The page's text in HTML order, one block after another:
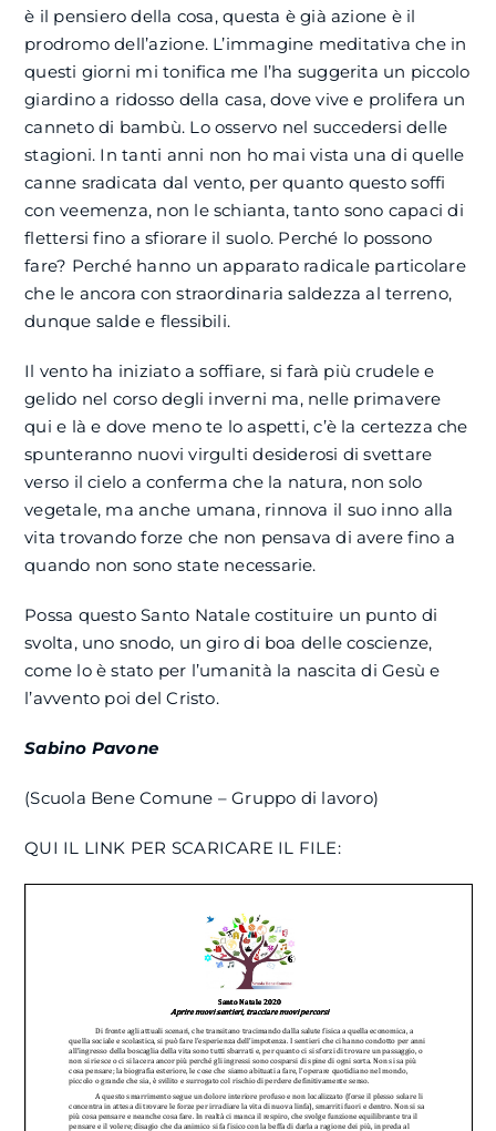
è il pensiero della cosa, questa è già azione è il
prodromo dell’azione. L’immagine meditativa che in
questi giorni mi tonifica me l’ha suggerita un piccolo
giardino a ridosso della casa, dove vive e prolifera un
canneto di bambù. Lo osservo nel succedersi delle
stagioni. In tanti anni non ho mai vista una di quelle
canne sradicata dal vento, per quanto questo soffi
con veemenza, non le schianta, tanto sono capaci di
flettersi fino a sfiorare il suolo. Perché lo possono
fare? Perché hanno un apparato radicale particolare
che le ancora con straordinaria saldezza al terreno,
dunque salde e flessibili.
Il vento ha iniziato a soffiare, si farà più crudele e
gelido nel corso degli inverni ma, nelle primavere
qui e là e dove meno te lo aspetti, c’è la certezza che
spunteranno nuovi virgulti desiderosi di svettare
verso il cielo a conferma che la natura, non solo
vegetale, ma anche umana, rinnova il suo inno alla
vita trovando forze che non pensava di avere fino a
quando non sono state necessarie.
Possa questo Santo Natale costituire un punto di
svolta, uno snodo, un giro di boa delle coscienze,
come lo è stato per l’umanità la nascita di Gesù e
l’avvento poi del Cristo.
Sabino Pavone
(Scuola Bene Comune – Gruppo di lavoro)
QUI IL LINK PER SCARICARE IL FILE: